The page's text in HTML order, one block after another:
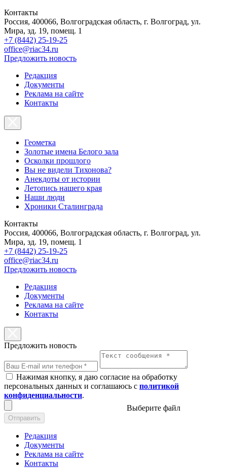
Контакты
Россия, 400066, Волгоградская область, г. Волгоград, ул.
Мира, зд. 19, помещ. 1
+7 (8442) 25-19-25
office@riac34.ru
Предложить новость
Редакция
Документы
Реклама на сайте
Контакты
Геометка
Золотые имена Белого зала
Осколки прошлого
Вы не видели Тихонова?
Анекдоты от истории
Летопись нашего края
Наши люди
Хроники Сталинграда
Контакты
Россия, 400066, Волгоградская область, г. Волгоград, ул.
Мира, зд. 19, помещ. 1
+7 (8442) 25-19-25
office@riac34.ru
Предложить новость
Редакция
Документы
Реклама на сайте
Контакты
Предложить новость
Нажимая кнопку, я даю согласие на обработку
персональных данных и соглашаюсь с политикой
конфиденциальности.
Выберите файл
Отправить
Редакция
Документы
Реклама на сайте
Контакты